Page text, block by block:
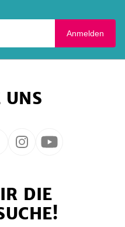
Anmelden
UNS
Folge
Instagram
Folge
YouTube
DIE